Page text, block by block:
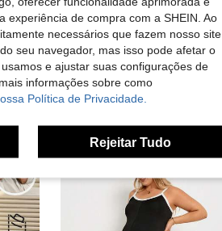
experiência de compra com a SHEIN. Ao
necessários que fazem nosso site
seu navegador, mas isso pode afetar o
e ajustar suas configurações de
informações sobre como
Política de Privacidade.
Rejeitar Tudo